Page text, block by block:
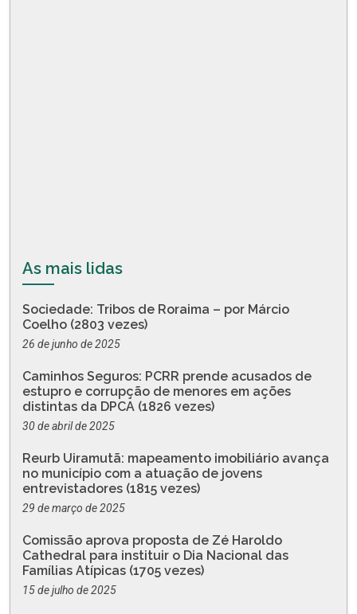
As mais lidas
Sociedade: Tribos de Roraima – por Márcio
Coelho (2803 vezes)
26 de junho de 2025
Caminhos Seguros: PCRR prende acusados de
estupro e corrupção de menores em ações
distintas da DPCA (1826 vezes)
30 de abril de 2025
Reurb Uiramutã: mapeamento imobiliário avança
no município com a atuação de jovens
entrevistadores (1815 vezes)
29 de março de 2025
Comissão aprova proposta de Zé Haroldo
Cathedral para instituir o Dia Nacional das
Famílias Atípicas (1705 vezes)
15 de julho de 2025